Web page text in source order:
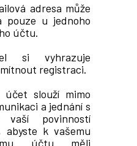
adresa může
pouze u jednoho
účtu.
si vyhrazuje
registraci.
účet slouží mimo
a jednání s
povinností
abyste k vašemu
účtu měli